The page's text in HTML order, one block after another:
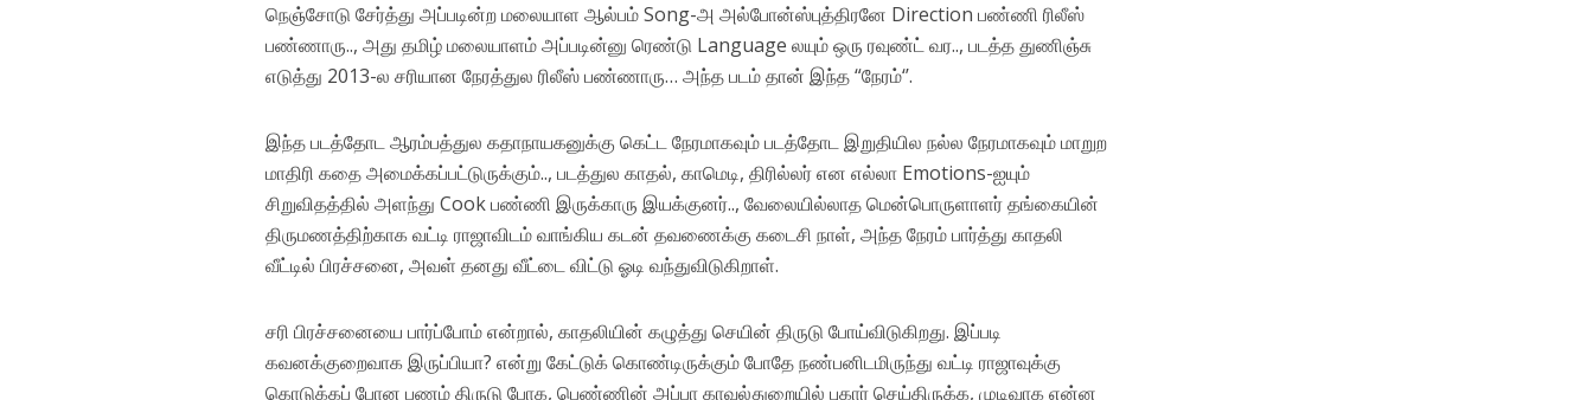
நெஞ்சோடு சேர்த்து அப்படின்ற மலையாள ஆல்பம் Song-அ அல்போன்ஸ்புத்திரனே Direction பண்ணி ரிலீஸ்
பண்ணாரு.., அது தமிழ் மலையாளம் அப்படின்னு ரெண்டு Language லயும் ஒரு ரவுண்ட் வர.., படத்த துணிஞ்சு
எடுத்து 2013-ல சரியான நேரத்துல ரிலீஸ் பண்ணாரு… அந்த படம் தான் இந்த “நேரம்‘’.
இந்த படத்தோட ஆரம்பத்துல கதாநாயகனுக்கு கெட்ட நேரமாகவும் படத்தோட இறுதியில நல்ல நேரமாகவும் மாறுற
மாதிரி கதை அமைக்கப்பட்டுருக்கும்.., படத்துல காதல், காமெடி, திரில்லர் என எல்லா Emotions-ஐயும்
சிறுவிதத்தில் அளந்து Cook பண்ணி இருக்காரு இயக்குனர்.., வேலையில்லாத மென்பொருளாளர் தங்கையின்
திருமணத்திற்காக வட்டி ராஜாவிடம் வாங்கிய கடன் தவணைக்கு கடைசி நாள், அந்த நேரம் பார்த்து காதலி
வீட்டில் பிரச்சனை, அவள் தனது வீட்டை விட்டு ஓடி வந்துவிடுகிறாள்.
சரி பிரச்சனையை பார்ப்போம் என்றால், காதலியின் கழுத்து செயின் திருடு போய்விடுகிறது. இப்படி
கவனக்குறைவாக இருப்பியா? என்று கேட்டுக் கொண்டிருக்கும் போதே நண்பனிடமிருந்து வட்டி ராஜாவுக்கு
கொடுக்கப் போன பணம் திருடு போக, பெண்ணின் அப்பா காவல்துறையில் புகார் செய்திருக்க, முடிவாக என்ன